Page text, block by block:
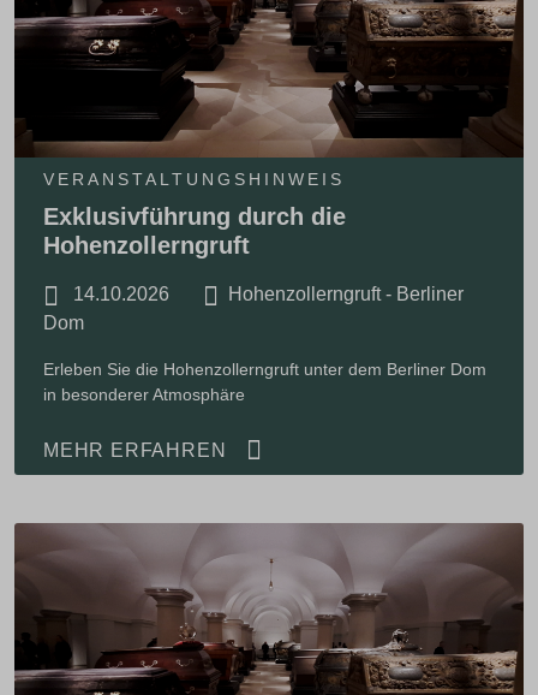
VERANSTALTUNGSHINWEIS
Exklusivführung durch die
Hohenzollerngruft
14.10.2026
Hohenzollerngruft - Berliner
Dom
Erleben Sie die Hohenzollerngruft unter dem Berliner Dom
in besonderer Atmosphäre
MEHR ERFAHREN